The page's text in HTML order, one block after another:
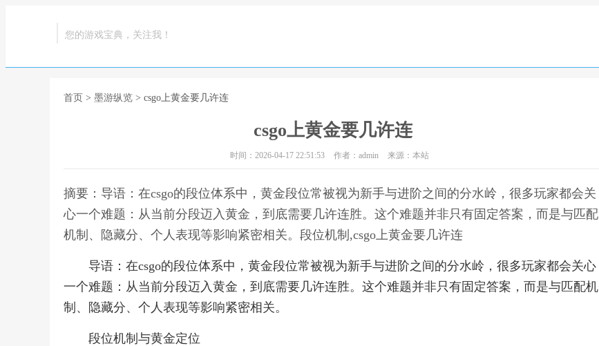
您的游戏宝典，关注我！
首页 > 墨游纵览 > csgo上黄金要几许连
csgo上黄金要几许连
时间：2026-04-17 22:51:53 作者：admin 来源：本站
摘要：导语：在csgo的段位体系中，黄金段位常被视为新手与进阶之间的分水岭，很多玩家都会关
心一个难题：从当前分段迈入黄金，到底需要几许连胜。这个难题并非只有固定答案，而是与匹配
机制、隐藏分、个人表现等影响紧密相关。段位机制,csgo上黄金要几许连
导语：在csgo的段位体系中，黄金段位常被视为新手与进阶之间的分水岭，很多玩家都会关心
一个难题：从当前分段迈入黄金，到底需要几许连胜。这个难题并非只有固定答案，而是与匹配机
制、隐藏分、个人表现等影响紧密相关。
段位机制与黄金定位